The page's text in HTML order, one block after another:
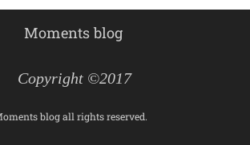
Moments blog
Copyright ©2017
blog all rights reserved.